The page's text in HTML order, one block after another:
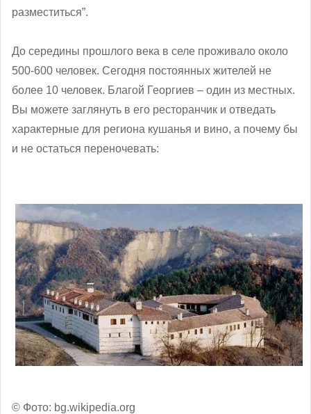
разместиться”.
До середины прошлого века в селе проживало около
500-600 человек. Сегодня постоянных жителей не
более 10 человек. Благой Георгиев – один из местных.
Вы можете заглянуть в его ресторанчик и отведать
характерные для региона кушанья и вино, а почему бы
и не остаться переночевать:
© Фото: bg.wikipedia.org